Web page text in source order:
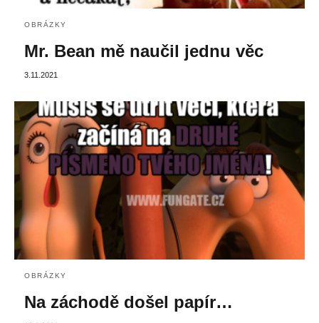
OBRÁZKY
Mr. Bean mě naučil jednu věc
3.11.2021
OBRÁZKY
Na záchodě došel papír…